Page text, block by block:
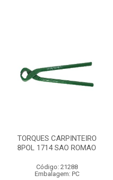
TORQUES CARPINTEIRO
8POL 1714 SAO ROMAO
Código: 21288
Embalagem: PC